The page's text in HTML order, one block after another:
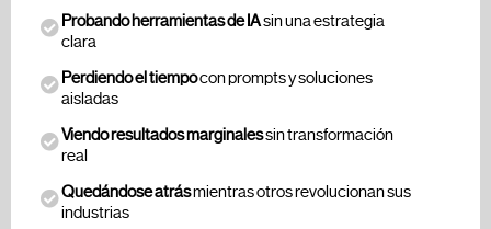
Probando herramientas de IAsin una estrategia
clara
Perdiendo el tiempocon prompts y soluciones
aisladas
Viendo resultados marginalessin transformación
real
Quedándose atrásmientras otros revolucionan sus
industrias